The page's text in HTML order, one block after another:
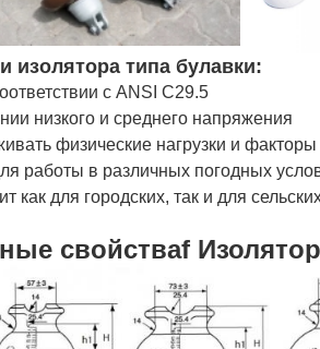
изолятора типа булавки:
с ANSI C29.5
низкого и среднего напряжения
физические нагрузки и
работы в различных погодных
как для городских, так и для
свойстваf